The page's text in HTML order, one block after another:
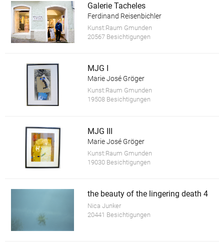
Galerie Tacheles
Ferdinand Reisenbichler
Kunst:Raum Gmunden
20567 Besichtigungen
MJG I
Marie José Gröger
Kunst:Raum Gmunden
19508 Besichtigungen
MJG III
Marie José Gröger
Kunst:Raum Gmunden
19030 Besichtigungen
the beauty of the lingering death 4
Nica Junker
20441 Besichtigungen